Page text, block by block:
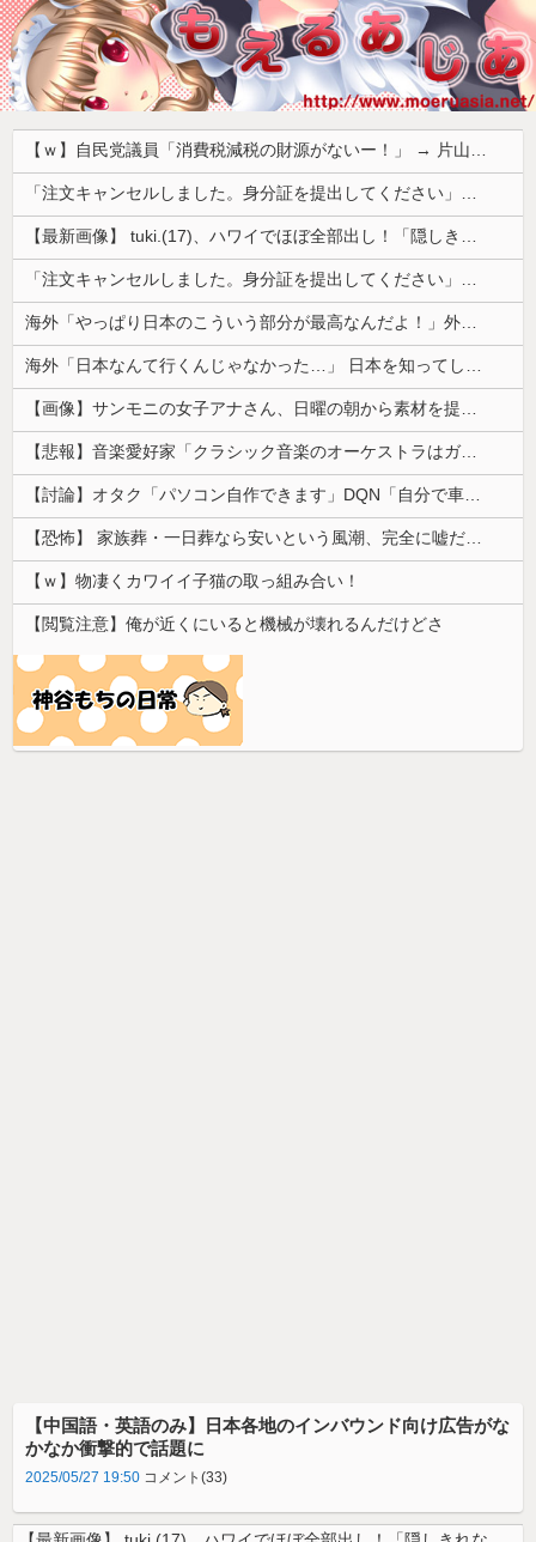
【ｗ】自民党議員「消費税減税の財源がないー！」 → 片山財務相、財源の心配は１ミリもいらない！と主張 ｗｗｗｗｗｗｗｗｗｗｗｗｗｗ
「注文キャンセルしました。身分証を提出してください」とAmazonから突然のメール、怪しすぎるのでカスタマーに確認したら……
【最新画像】 tuki.(17)、ハワイでほぼ全部出し！「隠しきれない美貌」とSNSざわつく
「注文キャンセルしました。身分証を提出してください」とAmazonから突然のメール、怪しすぎるのでカスタマーに確認したら……
海外「やっぱり日本のこういう部分が最高なんだよ！」外国人が語る日本の魅力的に感じる部分とは・・・？【海外の反応】
海外「日本なんて行くんじゃなかった…」 日本を知ってしまったディズニー信者、帰国後『本家』に失望する事態に
【画像】サンモニの女子アナさん、日曜の朝から素材を提供してしまう
【悲報】音楽愛好家「クラシック音楽のオーケストラはガラガラなのに、ゲーム音楽のオーケストラは満員……本当にイライラする」
【討論】オタク「パソコン自作できます」DQN「自分で車やバイクいじれます」
【恐怖】 家族葬・一日葬なら安いという風潮、完全に嘘だった・・・・
【ｗ】物凄くカワイイ子猫の取っ組み合い！
【閲覧注意】俺が近くにいると機械が壊れるんだけどさ
【中国語・英語のみ】日本各地のインバウンド向け広告がな
かなか衝撃的で話題に
2025/05/27 19:50 コメント(33)